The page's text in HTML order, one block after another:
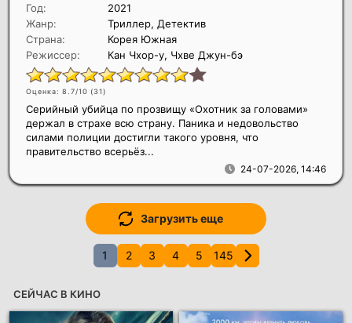
Год:
2021
Жанр:
Триллер, Детектив
Страна:
Корея Южная
Режиссер:
Кан Чхор-у, Чхве Джун-бэ
Оценка: 8.7/10 (31)
24-07-2026, 14:46
Серийный убийца по прозвищу «Охотник за головами»
держал в страхе всю страну. Паника и недовольство
силами полиции достигли такого уровня, что
правительство всерьёз...
Загрузить еще
1 2 3 4 5 145
СЕЙЧАС В КИНО